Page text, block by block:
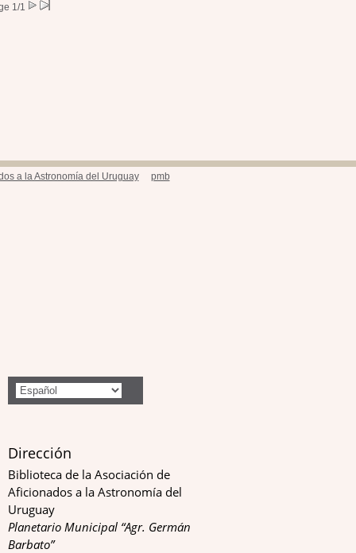
1/1
a la Astronomía del Uruguay pmb
Dirección
Biblioteca de la Asociación de
Aficionados a la Astronomía del
Uruguay
Planetario Municipal “Agr. Germán
Barbato”